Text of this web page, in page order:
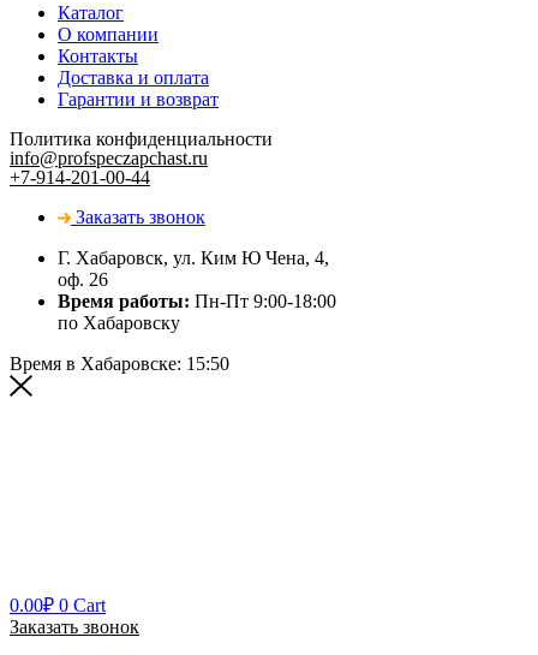
Каталог
О компании
Контакты
Доставка и оплата
Гарантии и возврат
Политика конфиденциальности
info@profspeczapchast.ru
+7-914-201-00-44
Заказать звонок
Г. Хабаровск, ул. Ким Ю Чена, 4,
оф. 26
Время работы: Пн-Пт 9:00-18:00
по Хабаровску
Время в Хабаровске: 15:50
0.00₽ 0 Cart
Заказать звонок